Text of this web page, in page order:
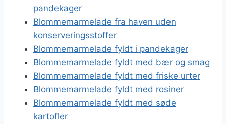
pandekager
Blommemarmelade fra haven uden
konserveringsstoffer
Blommemarmelade fyldt i pandekager
Blommemarmelade fyldt med bær og smag
Blommemarmelade fyldt med friske urter
Blommemarmelade fyldt med rosiner
Blommemarmelade fyldt med søde
kartofler